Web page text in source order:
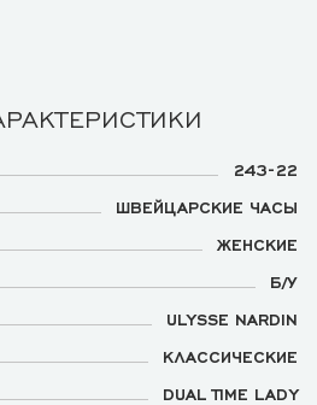
243-22
ШВЕЙЦАРСКИЕ ЧАСЫ
ЖЕНСКИЕ
Б/У
ULYSSE NARDIN
КЛАССИЧЕСКИЕ
DUAL TIME LADY